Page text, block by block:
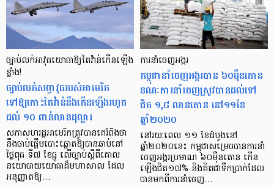
ច្បាប់លក់អាវុធយោធាឱ្យតៃវ៉ាន់កើនឡើង
ខ្លាំង!
ច្បាប់លក់សព្វាវុធរបស់អាមេរិក
ទៅឱ្យកោះតៃវ៉ាន់នឹងកើនឡើងរហូត
ដល់ ១០ ពាន់លានដុល្លារ
សភាសហរដ្ឋអាមេរិកត្រូវបានគេរំពឹងថា
នឹងចាប់ផ្តើមបោះឆ្នោតឱ្យបានឆាប់នៅ
ថ្ងៃពុធ ទី៧ ខែធ្នូ លើច្បាប់ស្តីពីគោល
នយោបាយយោធាដ៏មហាសាល ដែល
អនុញ្ញាតឱ្យ…
ការនាំចេញអង្ករ
កម្ពុជានាំចេញអង្ករបាន ៦០ម៉ឺនតោន
ខណៈ​ការ​នាំចេញស្រូវបានដល់ទៅ
ជិត ១,៨ លានតោន នៅ១១ខែ
ឆ្នាំ២០២០
នៅរយៈពេល ១១ ខែដំបូងនៅ
ឆ្នាំ២០២០នេះ កម្ពុជាសម្រេចបានការនាំ
ចេញអង្ករប្រមាណ ៦០ម៉ឺនតោន កើន
ឡើងជិត១៧% និងគិតជាទឹកប្រាក់ដែល
បានមកពីការនាំចេញ…